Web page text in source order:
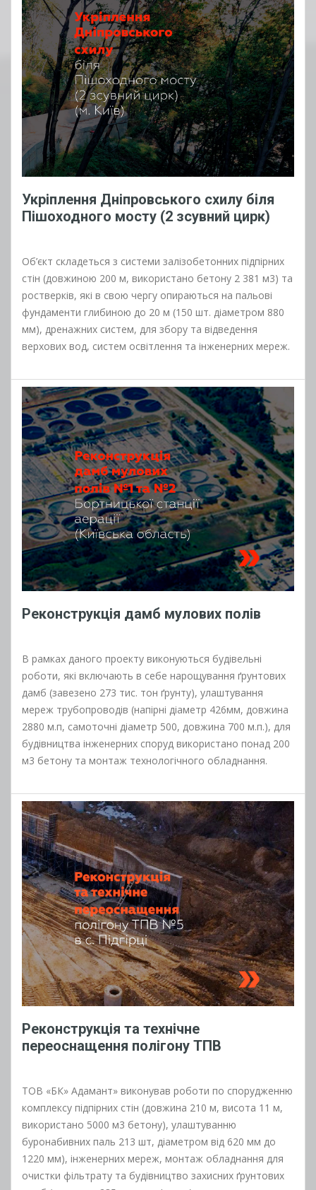
Укріплення Дніпровського схилу біля
Пішоходного мосту (2 зсувний цирк)
Об’єкт складеться з системи залізобетонних підпірних
стін (довжиною 200 м, використано бетону 2 381 м3) та
ростверків, які в свою чергу опираються на пальові
фундаменти глибиною до 20 м (150 шт. діаметром 880
мм), дренажних систем, для збору та відведення
верхових вод, систем освітлення та інженерних мереж.
Реконструкція дамб мулових полів
В рамках даного проекту виконуються будівельні
роботи, які включають в себе нарощування ґрунтових
дамб (завезено 273 тис. тон ґрунту), улаштування
мереж трубопроводів (напірні діаметр 426мм, довжина
2880 м.п, самоточні діаметр 500, довжина 700 м.п.), для
будівництва інженерних споруд використано понад 200
м3 бетону та монтаж технологічного обладнання.
Реконструкція та технічне
переоснащення полігону ТПВ
ТОВ «БК» Адамант» виконував роботи по спорудженню
комплексу підпірних стін (довжина 210 м, висота 11 м,
використано 5000 м3 бетону), улаштуванню
буронабивних паль 213 шт, діаметром від 620 мм до
1220 мм), інженерних мереж, монтаж обладнання для
очистки фільтрату та будівництво захисних ґрунтових